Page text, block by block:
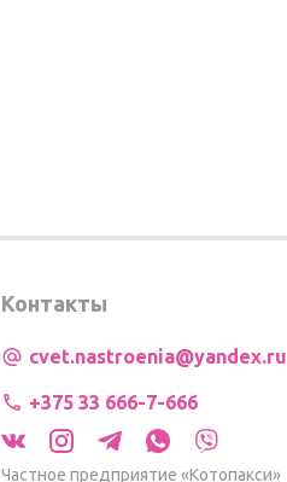
Контакты
cvet.nastroenia@yandex.ru
+375 33 666-7-666
Частное предприятие «Котопакси»